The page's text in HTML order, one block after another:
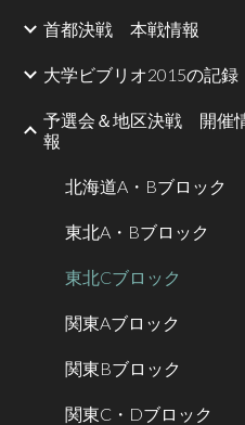
首都決戦 本戦情報
大学ビブリオ2015の記録
予選会＆地区決戦 開催
報
北海道A・Bブロック
東北A・Bブロック
東北Cブロック
関東Aブロック
関東Bブロック
関東C・Dブロック